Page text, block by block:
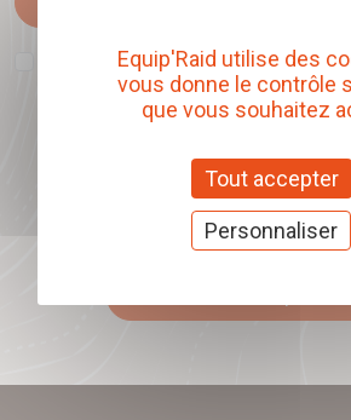
J'accepte que l'ouverture des newsletters soit
comprendre les sujets qui m'intéressent et
proposés. Ce choix est modifiable à tout
mon inscription.
Offrez nos
cadeaux
Equip'Raid utilise des
vous donne le contrôle
que vous souhaitez
Tout accepter
Personnaliser